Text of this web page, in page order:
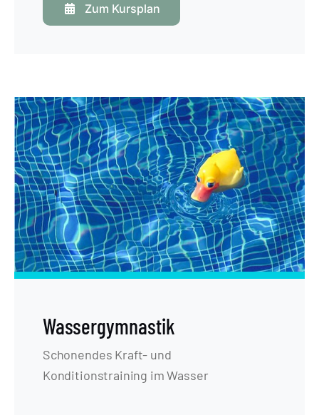
Zum Kursplan
Wassergymnastik
Schonendes Kraft- und
Konditionstraining im Wasser